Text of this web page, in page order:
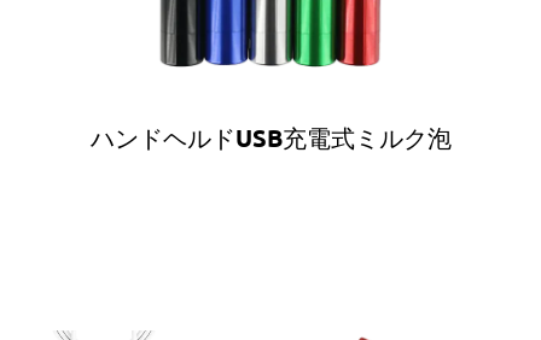
ハンドヘルドUSB充電式ミルク泡